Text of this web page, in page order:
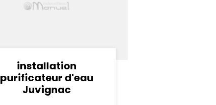
installation
purificateur d'eau
Juvignac